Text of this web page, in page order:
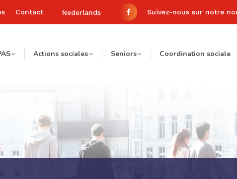
Contact Nederlands
La
Facebook
fenêtre
Suivez-nous sur notre
Actions sociales Seniors Coordination sociale